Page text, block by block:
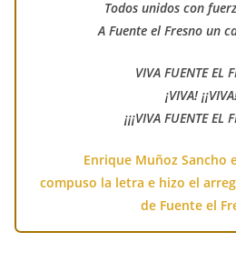
Todos unidos con
A Fuente el Fresno un
VIVA FUENTE EL
¡VIVA!
¡¡¡VIVA FUENTE EL
Enrique Muñoz Sancho
compuso la letra e hizo el
de Fuente el